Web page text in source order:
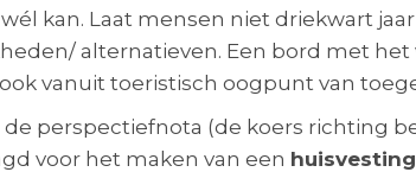
kan. Laat mensen niet driekwart
alternatieven. Een bord met het
vanuit toeristisch oogpunt van
perspectiefnota (de koers richting
voor het maken van een